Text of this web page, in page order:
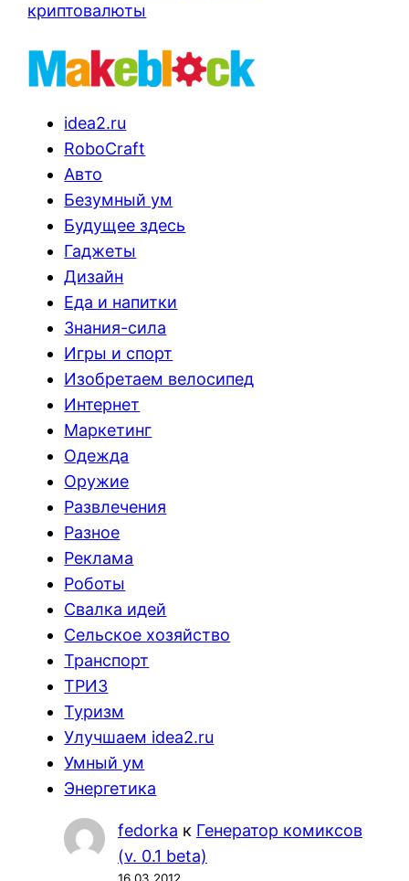
криптовалюты
idea2.ru
RoboCraft
Авто
Безумный ум
Будущее здесь
Гаджеты
Дизайн
Еда и напитки
Знания-сила
Игры и спорт
Изобретаем велосипед
Интернет
Маркетинг
Одежда
Оружие
Развлечения
Разное
Реклама
Роботы
Свалка идей
Сельское хозяйство
Транспорт
ТРИЗ
Туризм
Улучшаем idea2.ru
Умный ум
Энергетика
fedorka к Генератор комиксов
(v. 0.1 beta)